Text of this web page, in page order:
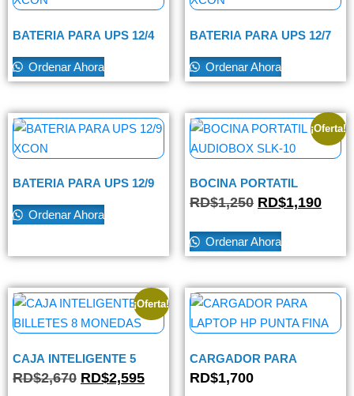
BATERIA PARA UPS 12/4
Ordenar Ahora
BATERIA PARA UPS 12/7
Ordenar Ahora
BATERIA PARA UPS 12/9
Ordenar Ahora
¡Oferta!
BOCINA PORTATIL
AUDIOBOX SLK-10
RD$1,250 RD$1,190
Ordenar Ahora
¡Oferta!
CAJA INTELIGENTE 5
BILLETES 8 MONEDAS
RD$2,670 RD$2,595
CARGADOR PARA
LAPTOP HP PUNTA FINA
RD$1,700